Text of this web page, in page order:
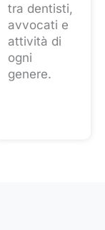
tra dentisti,
avvocati e
attività di
ogni
genere.